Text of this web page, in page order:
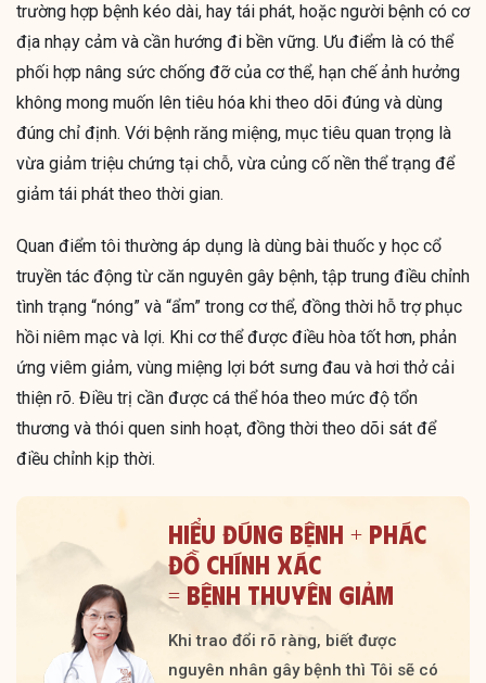
trường hợp bệnh kéo dài, hay tái phát, hoặc người bệnh có cơ
địa nhạy cảm và cần hướng đi bền vững. Ưu điểm là có thể
phối hợp nâng sức chống đỡ của cơ thể, hạn chế ảnh hưởng
không mong muốn lên tiêu hóa khi theo dõi đúng và dùng
đúng chỉ định. Với bệnh răng miệng, mục tiêu quan trọng là
vừa giảm triệu chứng tại chỗ, vừa củng cố nền thể trạng để
giảm tái phát theo thời gian.
Quan điểm tôi thường áp dụng là dùng bài thuốc y học cổ
truyền tác động từ căn nguyên gây bệnh, tập trung điều chỉnh
tình trạng “nóng” và “ẩm” trong cơ thể, đồng thời hỗ trợ phục
hồi niêm mạc và lợi. Khi cơ thể được điều hòa tốt hơn, phản
ứng viêm giảm, vùng miệng lợi bớt sưng đau và hơi thở cải
thiện rõ. Điều trị cần được cá thể hóa theo mức độ tổn
thương và thói quen sinh hoạt, đồng thời theo dõi sát để
điều chỉnh kịp thời.
HIỂU ĐÚNG BỆNH + PHÁC
ĐỒ CHÍNH XÁC
= BỆNH THUYÊN GIẢM
Khi trao đổi rõ ràng, biết được
nguyên nhân gây bệnh thì Tôi sẽ có